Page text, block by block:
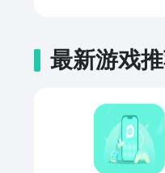
最新游戏